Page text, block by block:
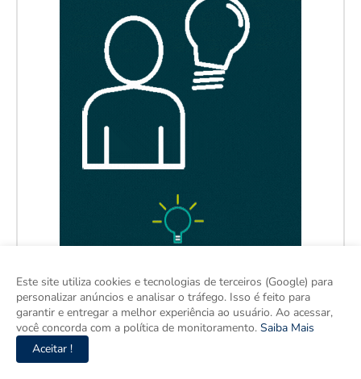
Este site utiliza cookies e tecnologias de terceiros (Google) para
personalizar anúncios e analisar o tráfego. Isso é feito para
garantir e entregar a melhor experiência ao usuário. Ao acessar,
você concorda com a política de monitoramento. Saiba Mais
Aceitar !